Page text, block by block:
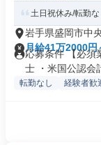
土日祝休み/転勤
岩手県盛岡市中
月給41万2000円
応募条件 【必須
士 ・米国公認会
転勤なし 経験者歓